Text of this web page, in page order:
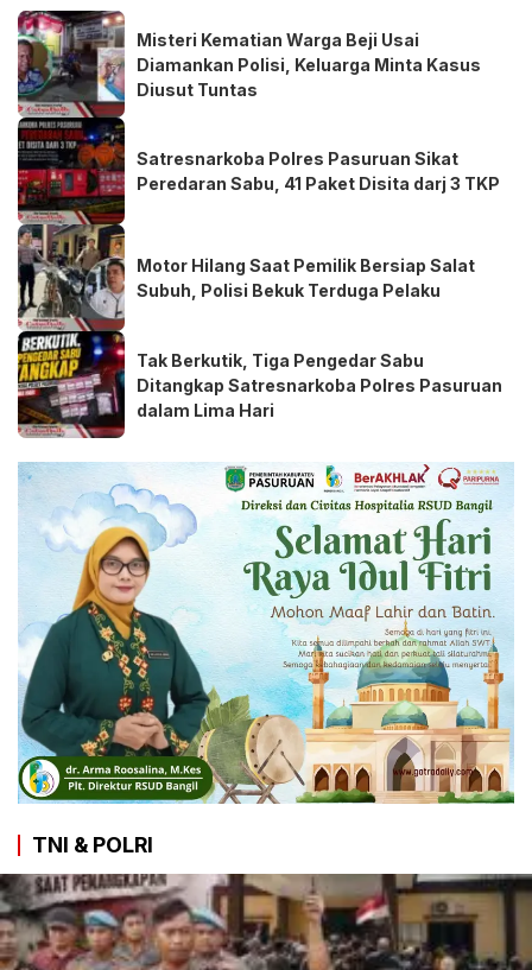
Misteri Kematian Warga Beji Usai
Diamankan Polisi, Keluarga Minta Kasus
Diusut Tuntas
Satresnarkoba Polres Pasuruan Sikat
Peredaran Sabu, 41 Paket Disita darj 3 TKP
Motor Hilang Saat Pemilik Bersiap Salat
Subuh, Polisi Bekuk Terduga Pelaku
Tak Berkutik, Tiga Pengedar Sabu
Ditangkap Satresnarkoba Polres Pasuruan
dalam Lima Hari
TNI & POLRI